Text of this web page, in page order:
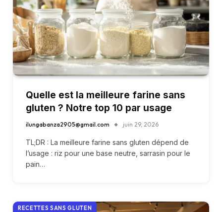
Quelle est la meilleure farine sans
gluten ? Notre top 10 par usage
ilungabanza2905@gmail.com juin 29, 2026
TL;DR : La meilleure farine sans gluten dépend de
l’usage : riz pour une base neutre, sarrasin pour le
pain…
RECETTES SANS GLUTEN